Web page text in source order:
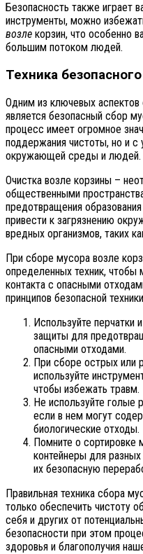
Безопасность также играет
инструменты, можно
возле корзин, что особенно
большим потоком людей.
Техника
Одним из ключевых
является безопасный сбор
процесс имеет огромное
поддержания чистоты, но и с
окружающей среды и людей.
Очистка возле корзины –
общественными
предотвращения
привести к загрязнению
вредных организмов, таких
При сборе мусора возле
определенных техник, чтобы
контакта с опасными
принципов безопасной
Используйте перчатки
защиты для
опасными отходами.
При сборе острых или
используйте
чтобы избежать травм.
Не используйте голые
если в нем могут
биологические отходы.
Помните о сортировке
контейнеры для
их безопасную
Правильная техника сбора
только обеспечить чистоту
себя и других от
безопасности при этом
здоровья и благополучия